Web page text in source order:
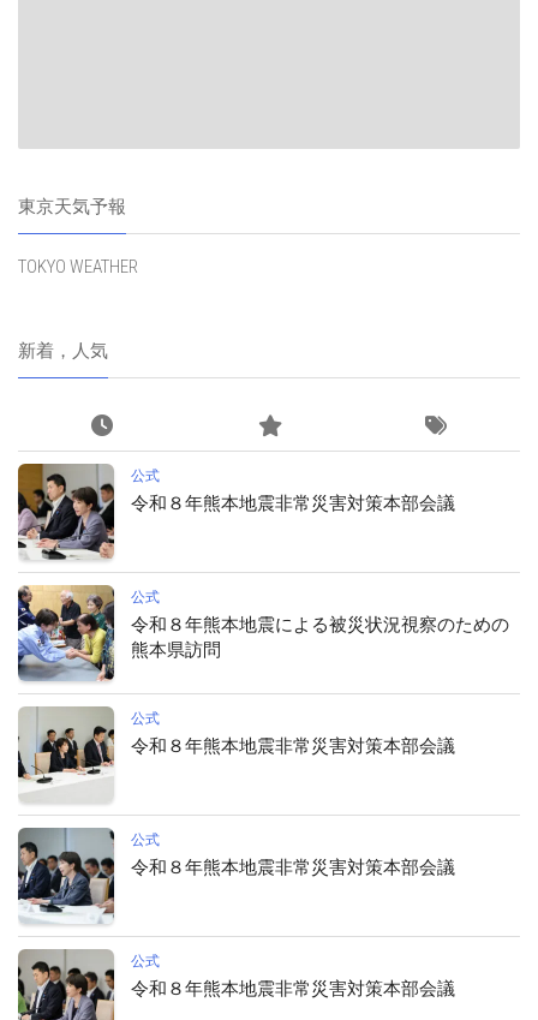
東京天気予報
TOKYO WEATHER
新着，人気
公式
令和８年熊本地震非常災害対策本部会議
公式
令和８年熊本地震による被災状況視察のための
熊本県訪問
公式
令和８年熊本地震非常災害対策本部会議
公式
令和８年熊本地震非常災害対策本部会議
公式
令和８年熊本地震非常災害対策本部会議